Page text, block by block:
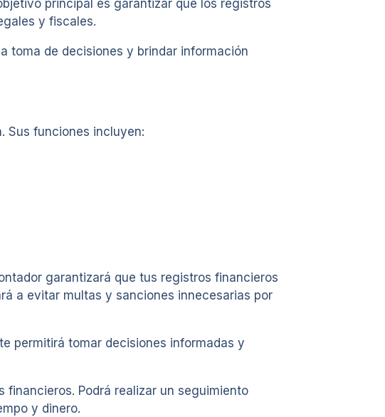
principal es garantizar que los registros
y fiscales.
toma de decisiones y brindar información
Sus funciones incluyen:
garantizará que tus registros financieros
a evitar multas y sanciones innecesarias por
permitirá tomar decisiones informadas y
Podrá realizar un seguimiento
y dinero.